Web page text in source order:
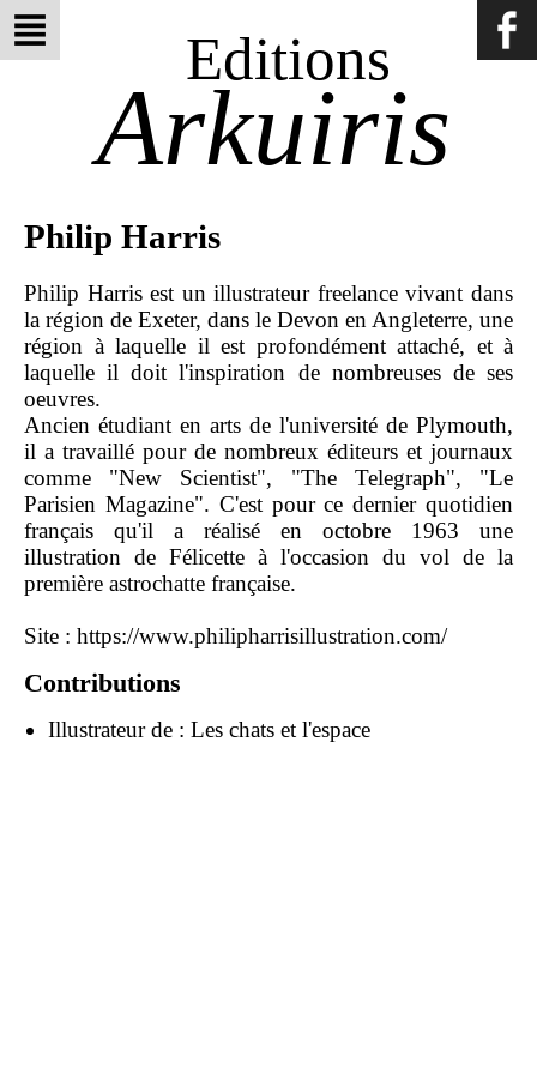
Editions
Arkuiris
Philip Harris
Philip Harris est un illustrateur freelance vivant dans
la région de Exeter, dans le Devon en Angleterre, une
région à laquelle il est profondément attaché, et à
laquelle il doit l'inspiration de nombreuses de ses
oeuvres.
Ancien étudiant en arts de l'université de Plymouth,
il a travaillé pour de nombreux éditeurs et journaux
comme "New Scientist", "The Telegraph", "Le
Parisien Magazine". C'est pour ce dernier quotidien
français qu'il a réalisé en octobre 1963 une
illustration de Félicette à l'occasion du vol de la
première astrochatte française.
Site : https://www.philipharrisillustration.com/
Contributions
Illustrateur de : Les chats et l'espace